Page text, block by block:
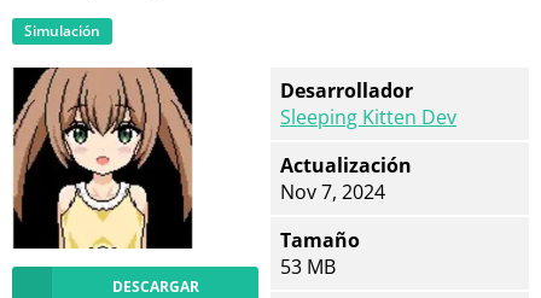
Simulación
DESCARGAR
Desarrollador
Sleeping Kitten Dev
Actualización
Nov 7, 2024
Tamaño
53 MB